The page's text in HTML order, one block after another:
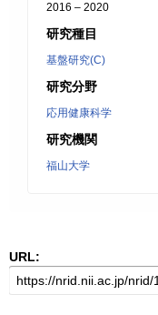
2016 – 2020
研究種目
基盤研究(C)
研究分野
応用健康科学
研究機関
福山大学
URL: